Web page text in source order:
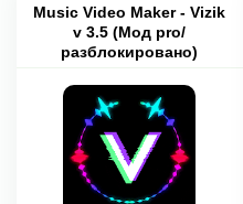
Music Video Maker - Vizik
v 3.5 (Мод pro/
разблокировано)